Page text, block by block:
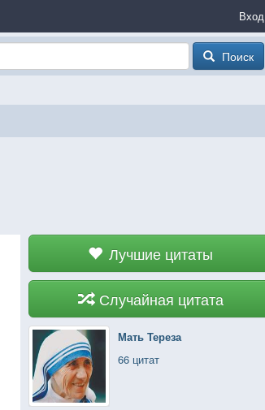
Вход
Поиск
Лучшие цитаты
Случайная цитата
Мать Тереза
66 цитат